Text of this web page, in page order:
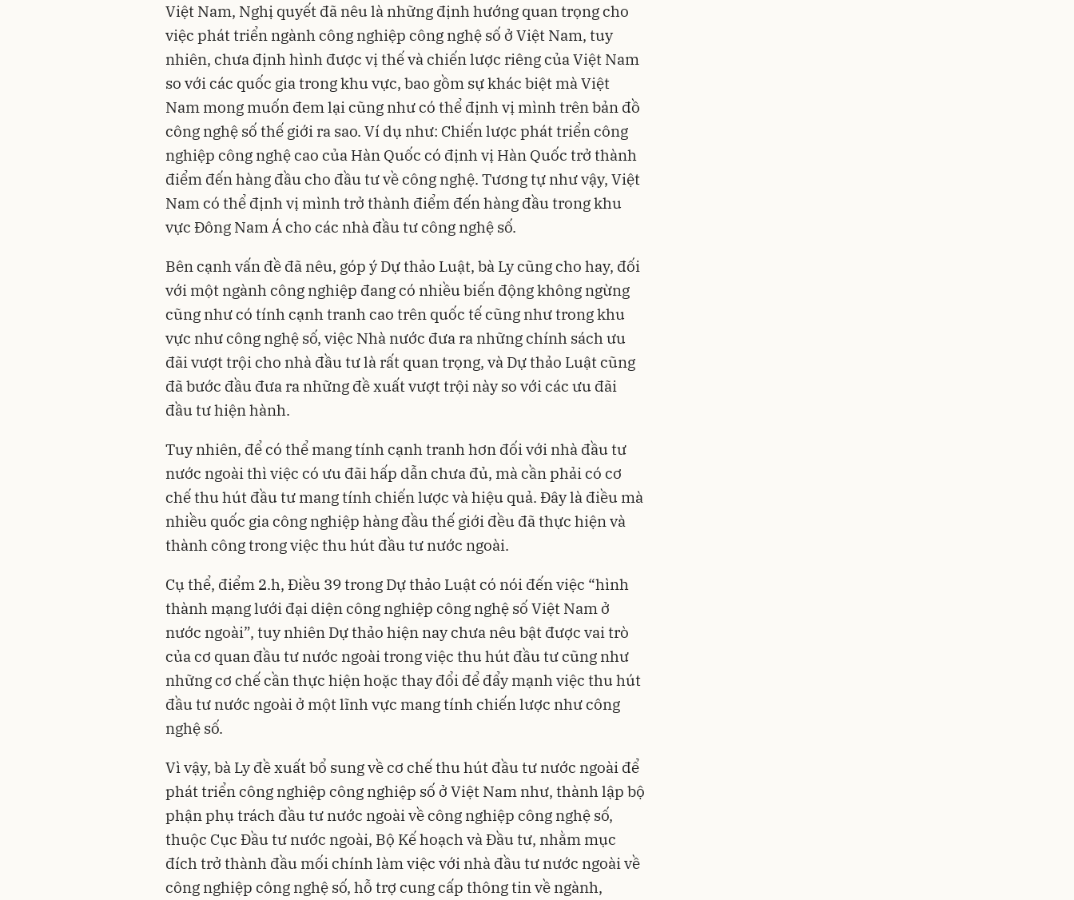
Việt Nam, Nghị quyết đã nêu là những định hướng quan trọng cho
việc phát triển ngành công nghiệp công nghệ số ở Việt Nam, tuy
nhiên, chưa định hình được vị thế và chiến lược riêng của Việt Nam
so với các quốc gia trong khu vực, bao gồm sự khác biệt mà Việt
Nam mong muốn đem lại cũng như có thể định vị mình trên bản đồ
công nghệ số thế giới ra sao. Ví dụ như: Chiến lược phát triển công
nghiệp công nghệ cao của Hàn Quốc có định vị Hàn Quốc trở thành
điểm đến hàng đầu cho đầu tư về công nghệ. Tương tự như vậy, Việt
Nam có thể định vị mình trở thành điểm đến hàng đầu trong khu
vực Đông Nam Á cho các nhà đầu tư công nghệ số.
Bên cạnh vấn đề đã nêu, góp ý Dự thảo Luật, bà Ly cũng cho hay, đối
với một ngành công nghiệp đang có nhiều biến động không ngừng
cũng như có tính cạnh tranh cao trên quốc tế cũng như trong khu
vực như công nghệ số, việc Nhà nước đưa ra những chính sách ưu
đãi vượt trội cho nhà đầu tư là rất quan trọng, và Dự thảo Luật cũng
đã bước đầu đưa ra những đề xuất vượt trội này so với các ưu đãi
đầu tư hiện hành.
Tuy nhiên, để có thể mang tính cạnh tranh hơn đối với nhà đầu tư
nước ngoài thì việc có ưu đãi hấp dẫn chưa đủ, mà cần phải có cơ
chế thu hút đầu tư mang tính chiến lược và hiệu quả. Đây là điều mà
nhiều quốc gia công nghiệp hàng đầu thế giới đều đã thực hiện và
thành công trong việc thu hút đầu tư nước ngoài.
Cụ thể, điểm 2.h, Điều 39 trong Dự thảo Luật có nói đến việc “hình
thành mạng lưới đại diện công nghiệp công nghệ số Việt Nam ở
nước ngoài”, tuy nhiên Dự thảo hiện nay chưa nêu bật được vai trò
của cơ quan đầu tư nước ngoài trong việc thu hút đầu tư cũng như
những cơ chế cần thực hiện hoặc thay đổi để đẩy mạnh việc thu hút
đầu tư nước ngoài ở một lĩnh vực mang tính chiến lược như công
nghệ số.
Vì vậy, bà Ly đề xuất bổ sung về cơ chế thu hút đầu tư nước ngoài để
phát triển công nghiệp công nghiệp số ở Việt Nam như, thành lập bộ
phận phụ trách đầu tư nước ngoài về công nghiệp công nghệ số,
thuộc Cục Đầu tư nước ngoài, Bộ Kế hoạch và Đầu tư, nhằm mục
đích trở thành đầu mối chính làm việc với nhà đầu tư nước ngoài về
công nghiệp công nghệ số, hỗ trợ cung cấp thông tin về ngành,